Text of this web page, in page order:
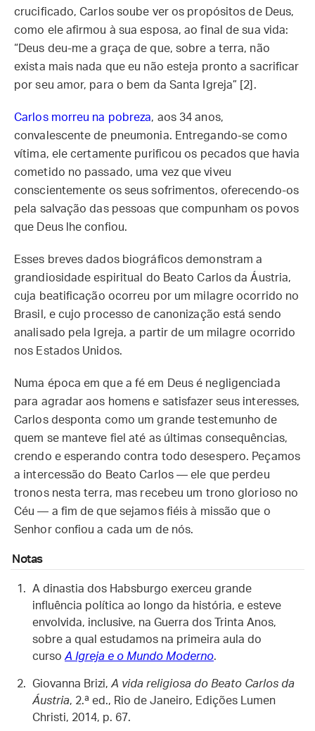
crucificado, Carlos soube ver os propósitos de Deus,
como ele afirmou à sua esposa, ao final de sua vida:
“Deus deu-me a graça de que, sobre a terra, não
exista mais nada que eu não esteja pronto a sacrificar
por seu amor, para o bem da Santa Igreja” [2].
Carlos morreu na pobreza, aos 34 anos,
convalescente de pneumonia. Entregando-se como
vítima, ele certamente purificou os pecados que havia
cometido no passado, uma vez que viveu
conscientemente os seus sofrimentos, oferecendo-os
pela salvação das pessoas que compunham os povos
que Deus lhe confiou.
Esses breves dados biográficos demonstram a
grandiosidade espiritual do Beato Carlos da Áustria,
cuja beatificação ocorreu por um milagre ocorrido no
Brasil, e cujo processo de canonização está sendo
analisado pela Igreja, a partir de um milagre ocorrido
nos Estados Unidos.
Numa época em que a fé em Deus é negligenciada
para agradar aos homens e satisfazer seus interesses,
Carlos desponta como um grande testemunho de
quem se manteve fiel até as últimas consequências,
crendo e esperando contra todo desespero. Peçamos
a intercessão do Beato Carlos — ele que perdeu
tronos nesta terra, mas recebeu um trono glorioso no
Céu — a fim de que sejamos fiéis à missão que o
Senhor confiou a cada um de nós.
Notas
A dinastia dos Habsburgo exerceu grande
influência política ao longo da história, e esteve
envolvida, inclusive, na Guerra dos Trinta Anos,
sobre a qual estudamos na primeira aula do
curso A Igreja e o Mundo Moderno.
Giovanna Brizi, A vida religiosa do Beato Carlos da
Áustria, 2.ª ed., Rio de Janeiro, Edições Lumen
Christi, 2014, p. 67.